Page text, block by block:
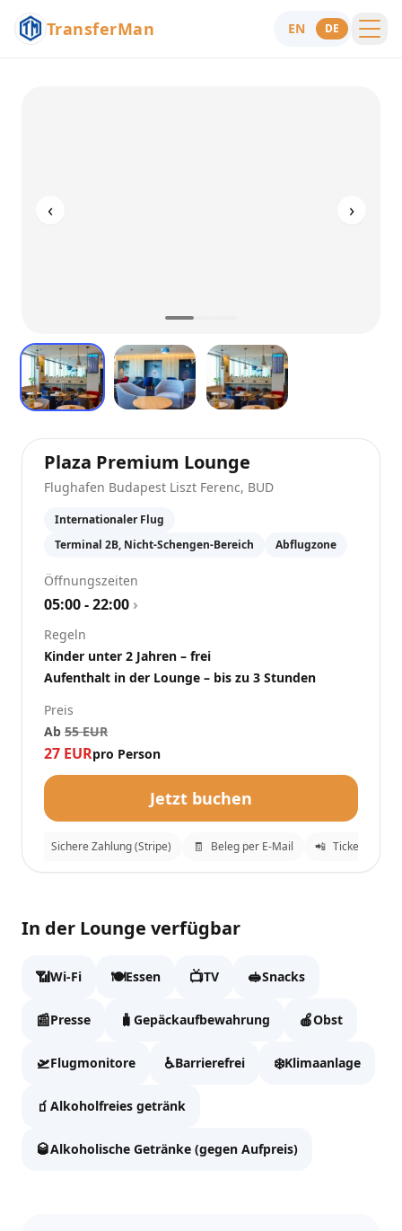
TransferMan EN DE
‹ ›
Plaza Premium Lounge Flughafen
Flughafen Budapest Liszt Ferenc, BUD
Internationaler Flug
Terminal 2B, Nicht-Schengen-Bereich
Abflugzone
Öffnungszeiten
05:00 - 22:00 ›
Regeln
Kinder unter 2 Jahren – frei
Aufenthalt in der Lounge – bis zu 3 Stunden
Preis
Ab 55 EUR
27 EURpro Person
Jetzt buchen
Sichere Zahlung (Stripe) Beleg per E-Mail Tickets an
Plaza Premium Lounge
Fülle die Daten aus, um zur Kasse zu gehen.
Vollständiger Name
Email
WhatsApp
In der Lounge verfügbar
📶Wi-Fi 🍽️Essen 📺TV 🥪Snacks
📰Presse 🧳 Gepäckaufbewahrung 🍎Obst
🛫Flugmonitore ♿Barrierefrei ❄️Klimaanlage
🧃 Alkoholfreies getränk
🥃Alkoholische Getränke (gegen Aufpreis)